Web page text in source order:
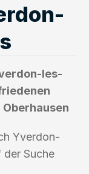
les-
Yverdon-
der Suche